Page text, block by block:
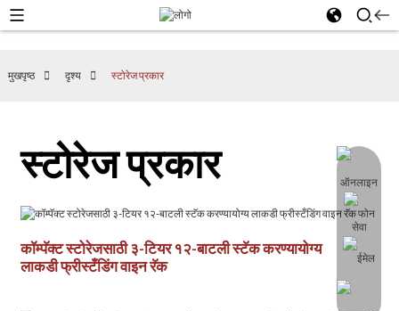
मुखपृष्ठ दृश्य स्टोरेज प्रकार
स्टोरेज प्रकार
कॉम्पॅक्ट स्टोरेजसाठी ३-टियर १२-बाटली स्टॅक करण्यायोग्य
लाकडी फ्रीस्टँडिंग वाइन रॅक